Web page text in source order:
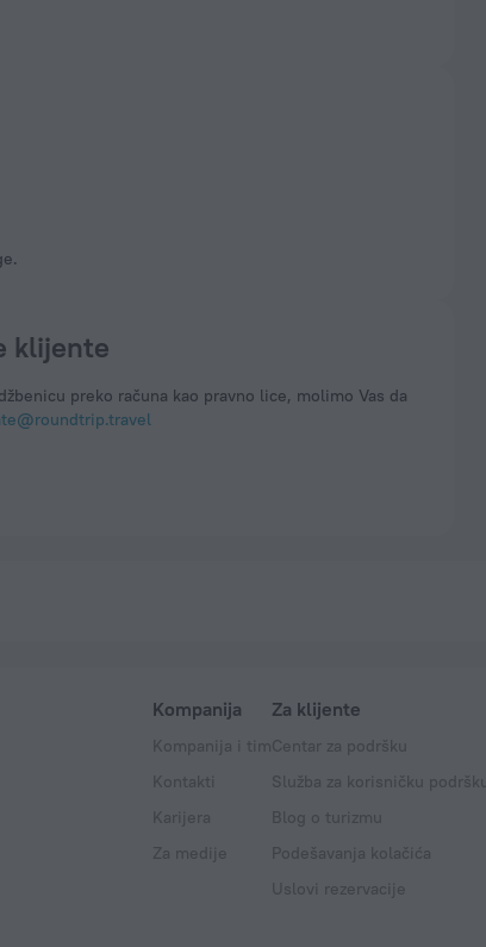
klijente
preko računa kao pravno lice, molimo Vas da
Kompanija
Kompanija i tim
Kontakti
Karijera
Za medije
Za klijente
Centar za podršku
Služba za korisničku podršku
Blog o turizmu
Podešavanja kolačića
Uslovi rezervacije